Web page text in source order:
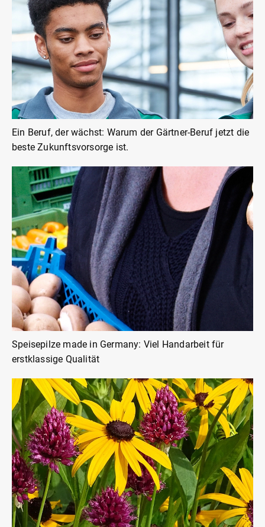
Ein Beruf, der wächst: Warum der Gärtner-Beruf jetzt die
beste Zukunftsvorsorge ist.
Speisepilze made in Germany: Viel Handarbeit für
erstklassige Qualität